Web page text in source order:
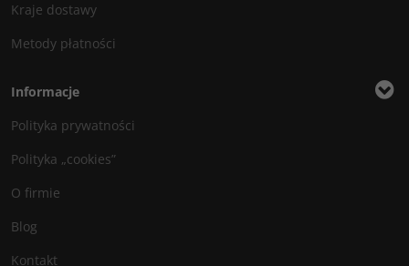
Kraje dostawy
Metody płatności
Informacje
Polityka prywatności
Polityka „cookies”
O firmie
Blog
Kontakt